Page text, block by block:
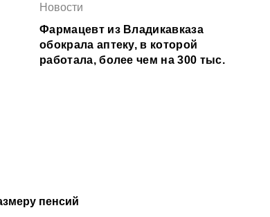
пенсий
Новости
Фармацевт из Владикавказа
обокрала аптеку, в которой
работала, более чем на 300 тыс.